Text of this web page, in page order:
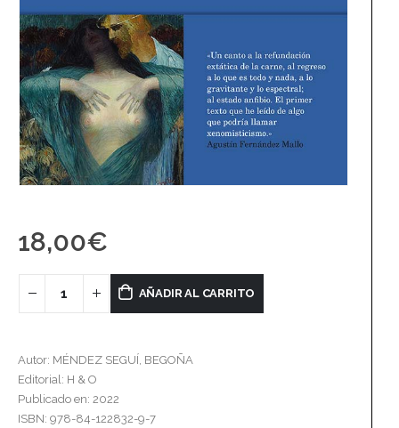
18,00€
AÑADIR AL CARRITO
Autor: MÉNDEZ SEGUÍ, BEGOÑA
Editorial: H & O
Publicado en: 2022
ISBN: 978-84-122832-9-7